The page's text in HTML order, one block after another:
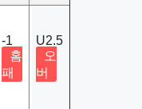
-1
홈
패
U2.5
오
버